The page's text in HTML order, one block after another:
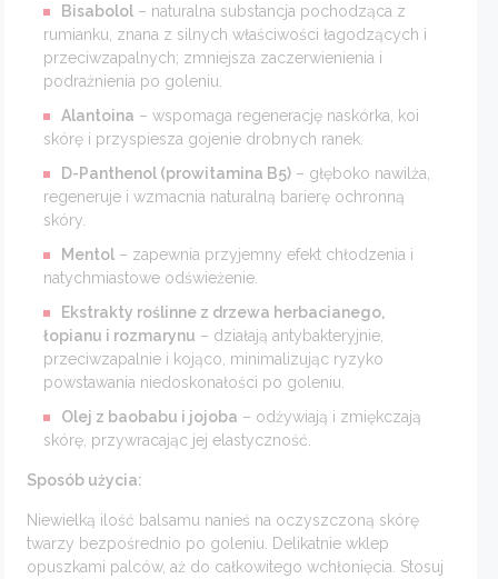
Bisabolol – naturalna substancja pochodząca z
rumianku, znana z silnych właściwości łagodzących i
przeciwzapalnych; zmniejsza zaczerwienienia i
podrażnienia po goleniu.
Alantoina – wspomaga regenerację naskórka, koi
skórę i przyspiesza gojenie drobnych ranek.
D-Panthenol (prowitamina B5) – głęboko nawilża,
regeneruje i wzmacnia naturalną barierę ochronną
skóry.
Mentol – zapewnia przyjemny efekt chłodzenia i
natychmiastowe odświeżenie.
Ekstrakty roślinne z drzewa herbacianego,
łopianu i rozmarynu – działają antybakteryjnie,
przeciwzapalnie i kojąco, minimalizując ryzyko
powstawania niedoskonałości po goleniu.
Olej z baobabu i jojoba – odżywiają i zmiękczają
skórę, przywracając jej elastyczność.
Sposób użycia:
Niewielką ilość balsamu nanieś na oczyszczoną skórę
twarzy bezpośrednio po goleniu. Delikatnie wklep
opuszkami palców, aż do całkowitego wchłonięcia. Stosuj